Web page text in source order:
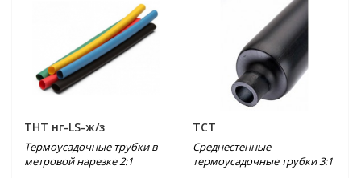
ТНТ нг-LS-ж/з
Термоусадочные трубки в
метровой нарезке 2:1
ТСТ
Среднестенные
термоусадочные трубки 3:1